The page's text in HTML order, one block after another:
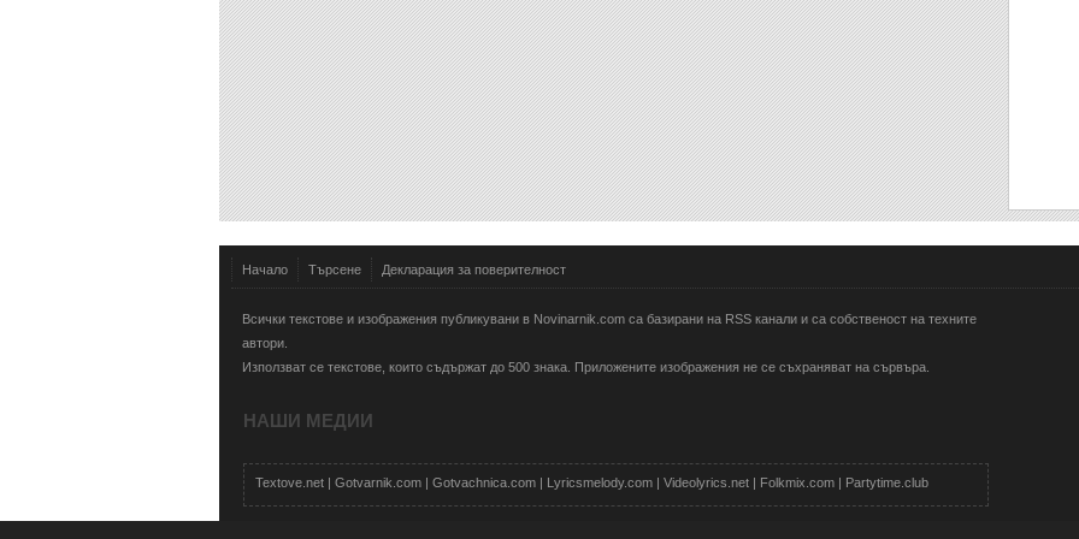
Начало Търсене Декларация за поверителност
Всички текстове и изображения публикувани в Novinarnik.com са базирани на RSS канали и са собственост на техните
автори.
Използват се текстове, които съдържат до 500 знака. Приложените изображения не се съхраняват на сървъра.
НАШИ МЕДИИ
Textove.net | Gotvarnik.com | Gotvachnica.com | Lyricsmelody.com | Videolyrics.net | Folkmix.com | Partytime.club